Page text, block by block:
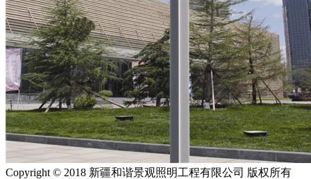
Copyright © 2018 新疆和谐景观照明工程有限公司 版权所有